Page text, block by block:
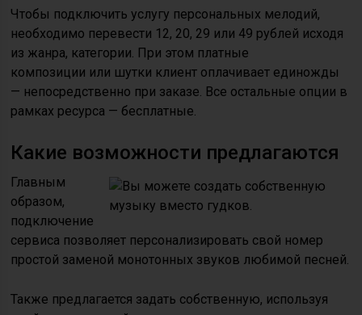
Чтобы подключить услугу персональных мелодий,
необходимо перевести 12, 20, 29 или 49 рублей исходя
из жанра, категории. При этом платные
композиции или шутки клиент оплачивает единожды
— непосредственно при заказе. Все остальные опции в
рамках ресурса — бесплатные.
Какие возможности предлагаются
Главным
образом,
подключение
сервиса позволяет персонализировать свой номер
простой заменой монотонных звуков любимой песней.
Также предлагается задать собственную, используя